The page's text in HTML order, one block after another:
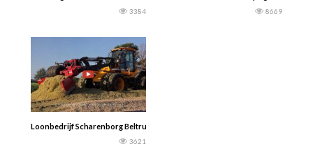
3384 8669
Loonbedrijf Scharenborg Beltrum –Maishakselen 2018 + kuilwerk | John
3621